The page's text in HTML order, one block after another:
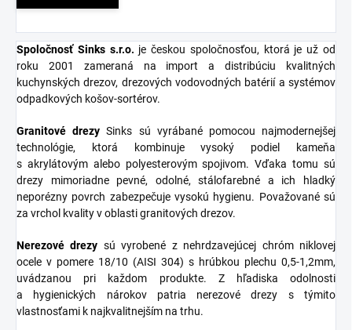
Spoločnosť Sinks s.r.o. je českou spoločnosťou, ktorá je už od
roku 2001 zameraná na import a distribúciu kvalitných
kuchynských drezov, drezových vodovodných batérií a systémov
odpadkových košov-sortérov.
Granitové drezy Sinks sú vyrábané pomocou najmodernejšej
technológie, ktorá kombinuje vysoký podiel kameňa
s akrylátovým alebo polyesterovým spojivom. Vďaka tomu sú
drezy mimoriadne pevné, odolné, stálofarebné a ich hladký
neporézny povrch zabezpečuje vysokú hygienu. Považované sú
za vrchol kvality v oblasti granitových drezov.
Nerezové drezy sú vyrobené z nehrdzavejúcej chróm niklovej
ocele v pomere 18/10 (AISI 304) s hrúbkou plechu 0,5-1,2mm,
uvádzanou pri každom produkte. Z hľadiska odolnosti
a hygienických nárokov patria nerezové drezy s týmito
vlastnosťami k najkvalitnejším na trhu.